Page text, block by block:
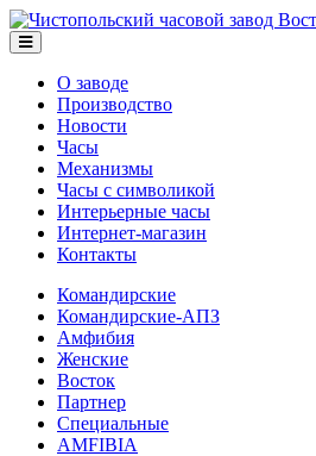
О заводе
Производство
Новости
Часы
Механизмы
Часы с символикой
Интерьерные часы
Интернет-магазин
Контакты
Командирские
Командирские-АПЗ
Амфибия
Женские
Восток
Партнер
Специальные
AMFIBIA